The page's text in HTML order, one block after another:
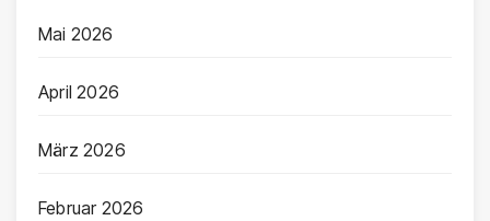
Mai 2026
April 2026
März 2026
Februar 2026